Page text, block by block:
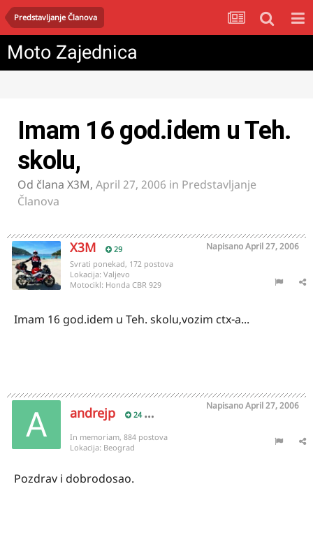
Predstavljanje Članova
Moto Zajednica
Imam 16 god.idem u Teh.
skolu,
Od člana X3M, April 27, 2006 in Predstavljanje
Članova
X3M 29 NapisanoApril 27, 2006
Svrati ponekad, 172 postova
Lokacija: Valjevo
Motocikl: Honda CBR 929
Imam 16 god.idem u Teh. skolu,vozim ctx-a...
andrejp 24
NapisanoApril 27, 2006
In memoriam, 884 postova
Lokacija: Beograd
Pozdrav i dobrodosao.